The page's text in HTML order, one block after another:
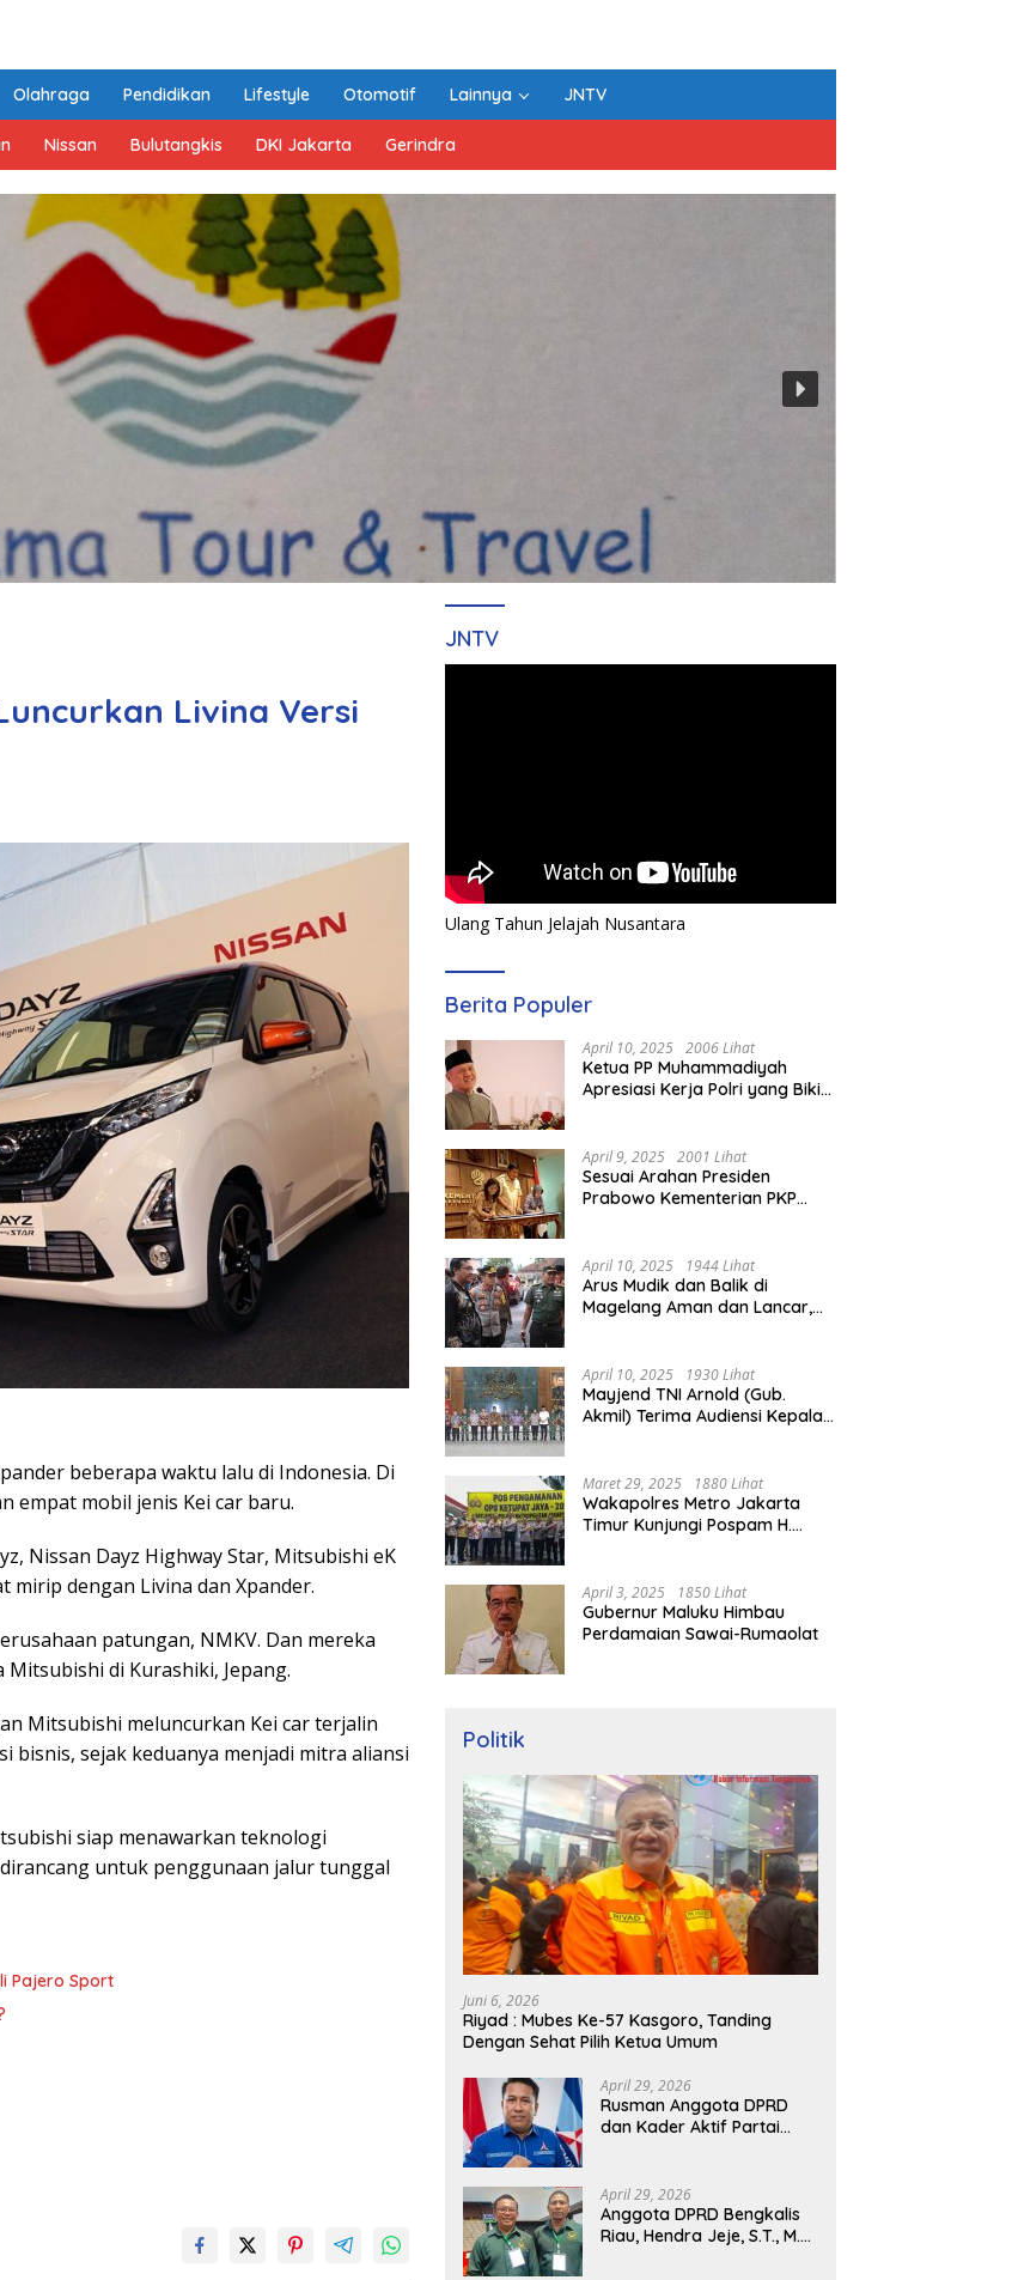
Olahraga Pendidikan Lifestyle Otomotif Lainnya JNTV
Nissan Bulutangkis DKI Jakarta Gerindra
Livina Versi
beberapa waktu lalu di Indonesia. Di
empat mobil jenis Kei car baru.
Nissan Dayz Highway Star, Mitsubishi eK
mirip dengan Livina dan Xpander.
patungan, NMKV. Dan mereka
di Kurashiki, Jepang.
Mitsubishi meluncurkan Kei car terjalin
bisnis, sejak keduanya menjadi mitra aliansi
siap menawarkan teknologi
untuk penggunaan jalur tunggal
Pajero Sport
JNTV
Ulang Tahun Jelajah Nusantara
Berita Populer
April 10, 2025 2006 Lihat
Ketua PP Muhammadiyah
Apresiasi Kerja Polri yang Bikin
April 9, 2025 2001 Lihat
Sesuai Arahan Presiden
Prabowo Kementerian PKP
April 10, 2025 1944 Lihat
Arus Mudik dan Balik di
Magelang Aman dan Lancar,
April 10, 2025 1930 Lihat
Mayjend TNI Arnold (Gub.
Akmil) Terima Audiensi Kepala
Maret 29, 2025 1880 Lihat
Wakapolres Metro Jakarta
Timur Kunjungi Pospam H.
April 3, 2025 1850 Lihat
Gubernur Maluku Himbau
Perdamaian Sawai-Rumaolat
Politik
Juni 6, 2026
Riyad : Mubes Ke-57 Kasgoro, Tanding
Dengan Sehat Pilih Ketua Umum
April 29, 2026
Rusman Anggota DPRD
dan Kader Aktif Partai
Cik Ujang Pimpin DPD
Partai Demokrat SumSel
April 29, 2026
Anggota DPRD Bengkalis
Riau, Hendra Jeje, S.T., M.M